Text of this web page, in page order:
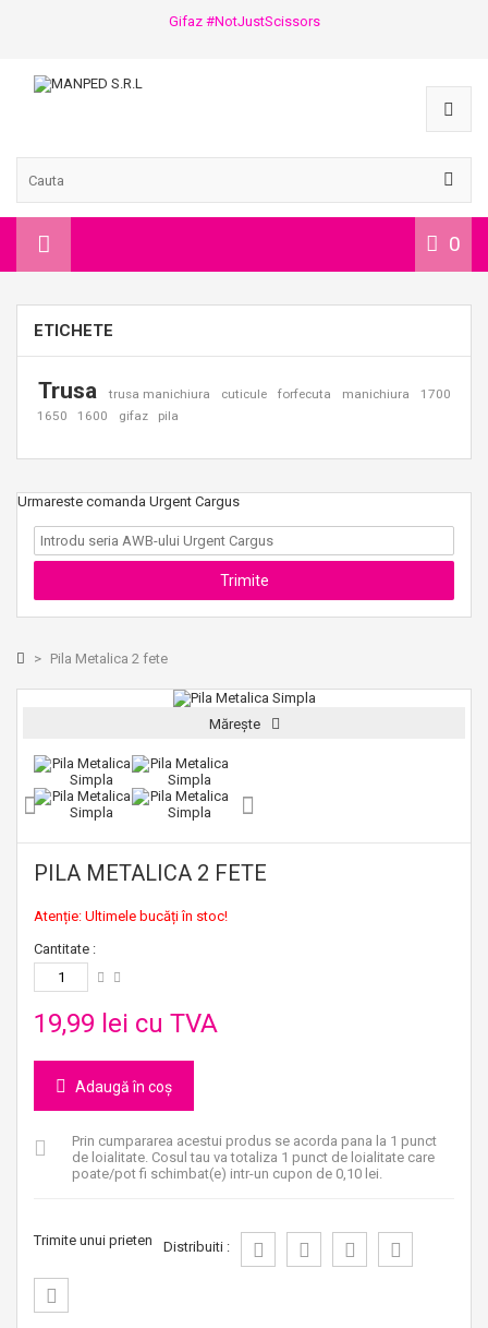
Gifaz #NotJustScissors
0
ETICHETE
Trusa trusa manichiura cuticule forfecuta manichiura
1700
1650
1600 gifaz pila
Urmareste comanda Urgent Cargus
> Pila Metalica 2 fete
Mărește
PILA METALICA 2 FETE
Atenție: Ultimele bucăți în stoc!
Cantitate :
19,99 lei cu TVA
Adaugă în coș
Prin cumpararea acestui produs se acorda pana la 1 punct
de loialitate. Cosul tau va totaliza 1 punct de loialitate care
poate/pot fi schimbat(e) intr-un cupon de 0,10 lei.
Trimite unui prieten Distribuiti :